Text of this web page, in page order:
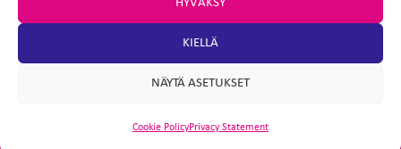
HYVÄKSY
KIELLÄ
NÄYTÄ ASETUKSET
Cookie PolicyPrivacy Statement